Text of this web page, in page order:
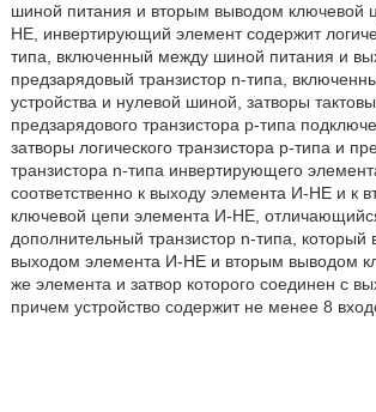
шиной питания и вторым выводом ключевой
НЕ, инвертирующий элемент содержит
типа, включенный между шиной питания и
предзарядовый транзистор n-типа,
устройства и нулевой шиной, затворы
предзарядового транзистора р-типа
затворы логического транзистора р-типа и
транзистора n-типа инвертирующего
соответственно к выходу элемента И-НЕ и к
ключевой цепи элемента И-НЕ,
дополнительный транзистор n-типа,
выходом элемента И-НЕ и вторым выводом
же элемента и затвор которого соединен с
причем устройство содержит не менее 8